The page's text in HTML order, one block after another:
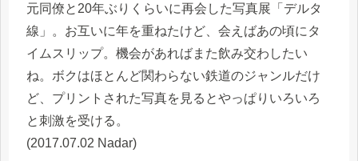
元同僚と20年ぶりくらいに再会した写真展「デルタ
線」。お互いに年を重ねたけど、会えばあの頃にタ
イムスリップ。機会があればまた飲み交わしたい
ね。ボクはほとんど関わらない鉄道のジャンルだけ
ど、プリントされた写真を見るとやっぱりいろいろ
と刺激を受ける。
(2017.07.02 Nadar)